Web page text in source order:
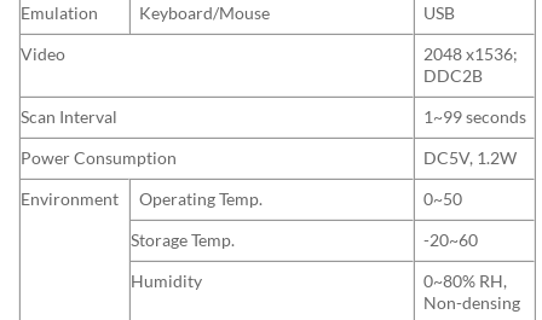
Emulation
Keyboard/Mouse
USB
Video
2048 x1536;
DDC2B
Scan Interval
1~99 seconds
Power Consumption
DC5V, 1.2W
Environment
Operating Temp.
0~50
Storage Temp.
-20~60
Humidity
0~80% RH,
Non-densing